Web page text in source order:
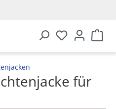
für